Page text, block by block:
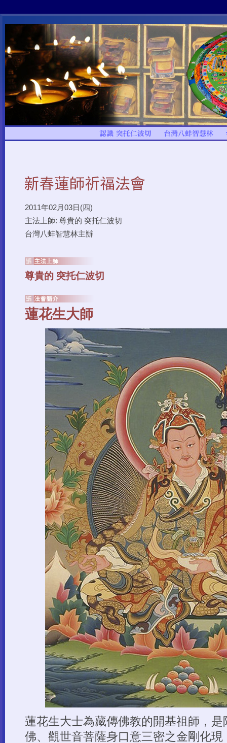
2011年02月03日(四)
主法上師: 尊貴的 突托仁波切
台灣八蚌智慧林主辦